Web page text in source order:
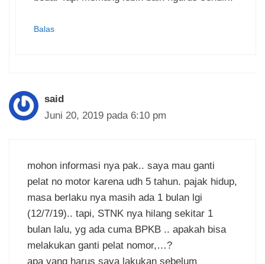
Balas
said
Juni 20, 2019 pada 6:10 pm
mohon informasi nya pak.. saya mau ganti
pelat no motor karena udh 5 tahun. pajak hidup,
masa berlaku nya masih ada 1 bulan lgi
(12/7/19).. tapi, STNK nya hilang sekitar 1
bulan lalu, yg ada cuma BPKB .. apakah bisa
melakukan ganti pelat nomor,…?
apa yang harus saya lakukan sebelum